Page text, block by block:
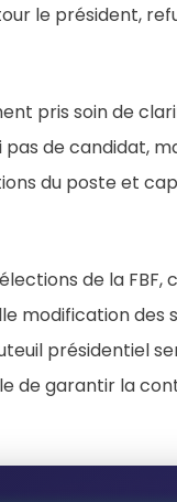
le président,
pris soin de
pas de candidat,
du poste et
de la
modification
présidentiel
de garantir la